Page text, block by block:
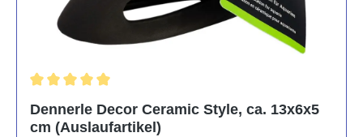
Dennerle Decor Ceramic Style, ca. 13x6x5
cm (Auslaufartikel)